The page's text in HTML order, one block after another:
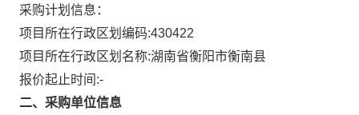
采购计划信息：
项目所在行政区划编码:430422
项目所在行政区划名称:湖南省衡阳市衡南县
报价起止时间:-
二、采购单位信息